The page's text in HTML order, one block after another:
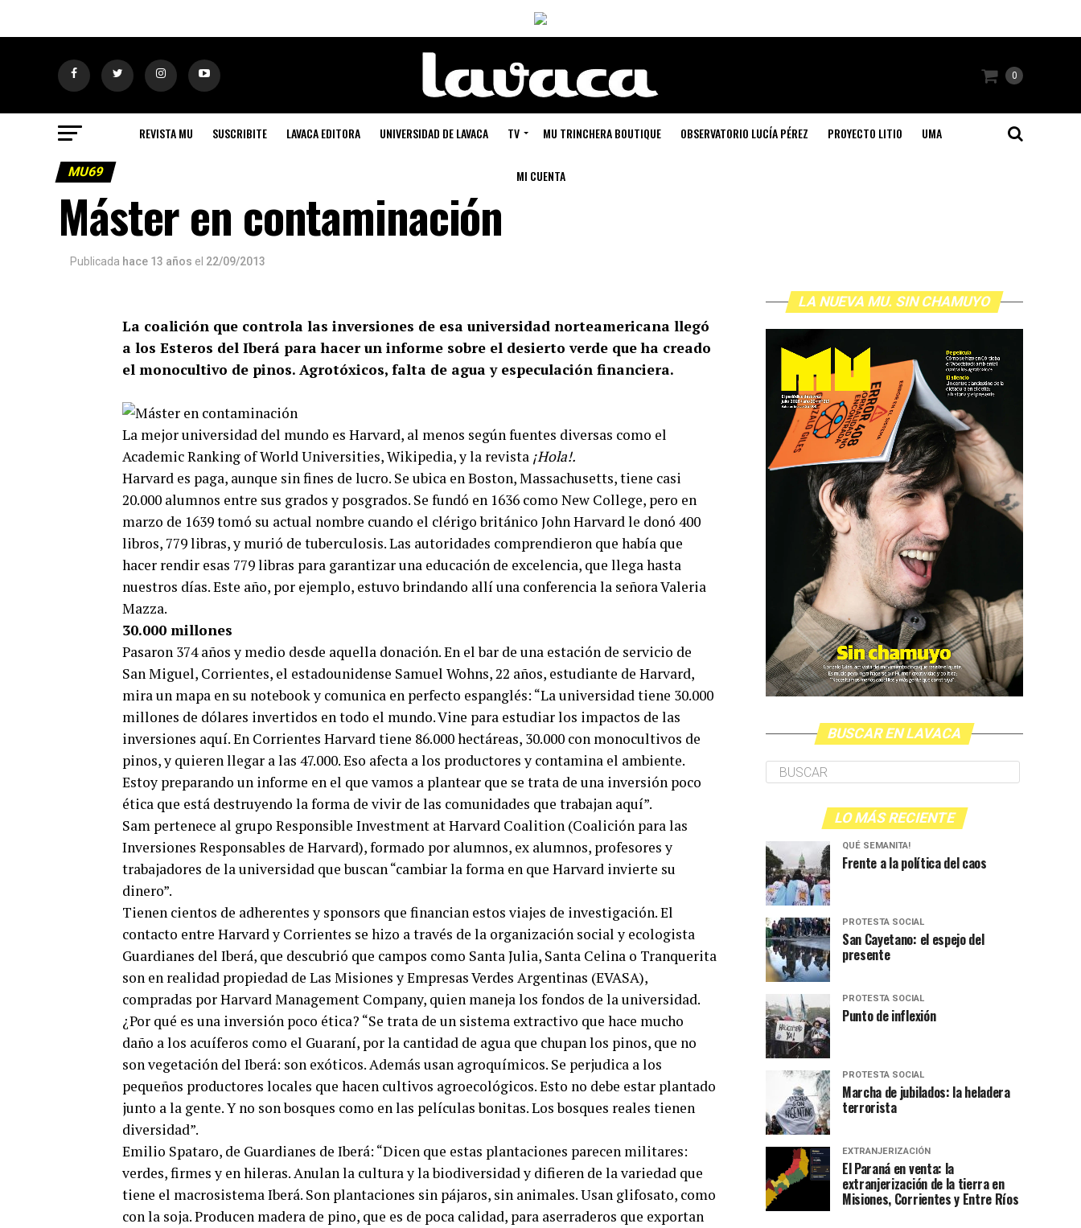
0
REVISTA MU SUSCRIBITE LAVACA EDITORA UNIVERSIDAD DE LAVACA TV MU TRINCHERA BOUTIQUE OBSERVATORIO LUCÍA PÉREZ PROYECTO LITIO UMA
MI CUENTA
MU69
Máster en contaminación
Publicada hace 13 años el 22/09/2013
La coalición que controla las inversiones de esa universidad norteamericana llegó
a los Esteros del Iberá para hacer un informe sobre el desierto verde que ha creado
el monocultivo de pinos. Agrotóxicos, falta de agua y especulación financiera.
La mejor universidad del mundo es Harvard, al menos según fuentes diversas como el
Academic Ranking of World Universities, Wikipedia, y la revista ¡Hola!.
Harvard es paga, aunque sin fines de lucro. Se ubica en Boston, Massachusetts, tiene casi
20.000 alumnos entre sus grados y posgrados. Se fundó en 1636 como New College, pero en
marzo de 1639 tomó su actual nombre cuando el clérigo británico John Harvard le donó 400
libros, 779 libras, y murió de tuberculosis. Las autoridades comprendieron que había que
hacer rendir esas 779 libras para garantizar una educación de excelencia, que llega hasta
nuestros días. Este año, por ejemplo, estuvo brindando allí una conferencia la señora Valeria
Mazza.
30.000 millones
Pasaron 374 años y medio desde aquella donación. En el bar de una estación de servicio de
San Miguel, Corrientes, el estadounidense Samuel Wohns, 22 años, estudiante de Harvard,
mira un mapa en su notebook y comunica en perfecto espanglés: “La universidad tiene 30.000
millones de dólares invertidos en todo el mundo. Vine para estudiar los impactos de las
inversiones aquí. En Corrientes Harvard tiene 86.000 hectáreas, 30.000 con monocultivos de
pinos, y quieren llegar a las 47.000. Eso afecta a los productores y contamina el ambiente.
Estoy preparando un informe en el que vamos a plantear que se trata de una inversión poco
ética que está destruyendo la forma de vivir de las comunidades que trabajan aquí”.
Sam pertenece al grupo Responsible Investment at Harvard Coalition (Coalición para las
Inversiones Responsables de Harvard), formado por alumnos, ex alumnos, profesores y
trabajadores de la universidad que buscan “cambiar la forma en que Harvard invierte su
dinero”.
Tienen cientos de adherentes y sponsors que financian estos viajes de investigación. El
contacto entre Harvard y Corrientes se hizo a través de la organización social y ecologista
Guardianes del Iberá, que descubrió que campos como Santa Julia, Santa Celina o Tranquerita
son en realidad propiedad de Las Misiones y Empresas Verdes Argentinas (EVASA),
compradas por Harvard Management Company, quien maneja los fondos de la universidad.
¿Por qué es una inversión poco ética? “Se trata de un sistema extractivo que hace mucho
daño a los acuíferos como el Guaraní, por la cantidad de agua que chupan los pinos, que no
son vegetación del Iberá: son exóticos. Además usan agroquímicos. Se perjudica a los
pequeños productores locales que hacen cultivos agroecológicos. Esto no debe estar plantado
junto a la gente. Y no son bosques como en las películas bonitas. Los bosques reales tienen
diversidad”.
Emilio Spataro, de Guardianes de Iberá: “Dicen que estas plantaciones parecen militares:
verdes, firmes y en hileras. Anulan la cultura y la biodiversidad y difieren de la variedad que
tiene el macrosistema Iberá. Son plantaciones sin pájaros, sin animales. Usan glifosato, como
con la soja. Producen madera de pino, que es de poca calidad, para aserraderos que exportan
LA NUEVA MU. SIN CHAMUYO
BUSCAR EN LAVACA
LO MÁS RECIENTE
QUÉ SEMANITA!
Frente a la política del caos
PROTESTA SOCIAL
San Cayetano: el espejo del
presente
PROTESTA SOCIAL
Punto de inflexión
PROTESTA SOCIAL
Marcha de jubilados: la heladera
terrorista
EXTRANJERIZACIÓN
El Paraná en venta: la
extranjerización de la tierra en
Misiones, Corrientes y Entre Ríos